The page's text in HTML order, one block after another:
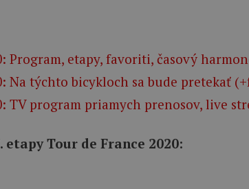
Program, etapy, favoriti, časový
Na týchto bicykloch sa bude pretekať
TV program priamych prenosov, live
etapy Tour de France 2020: